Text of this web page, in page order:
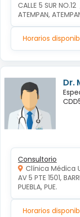
CALLE 5 SUR
ATEMPAN,
Horarios
Dr.
Consultorio
Clínica Médica
AV 5 PTE 1501,
PUEBLA, PUE.
Horarios